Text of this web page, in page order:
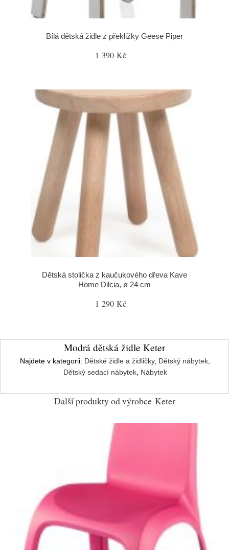
Bílá dětská židle z překližky Geese Piper
1 390 Kč
Dětská stolička z kaučukového dřeva Kave
Home Dilcia, ø 24 cm
1 290 Kč
Modrá dětská židle Keter
Najdete v kategorii: Dětské židle a židličky, Dětský nábytek
Dětský sedací nábytek, Nábytek
Další produkty od výrobce Keter